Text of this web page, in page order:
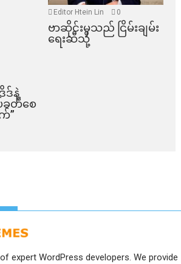
Editor Htein Lin 0
ဗာဆိုင်းမှသည် ငြိမ်းချမ်း
ရေးဆီသို့
ဒ်နဲ့
ခတ်စေ
”
expert WordPress developers. We provide